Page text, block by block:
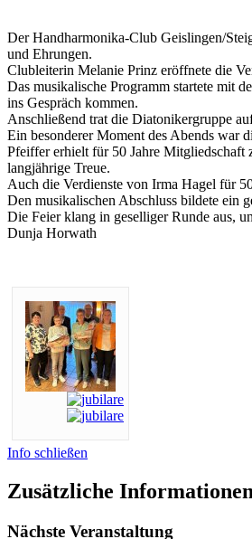
Der Handharmonika-Club Geislingen/
und Ehrungen.
Clubleiterin Melanie Prinz eröffnete die
Das musikalische Programm startete mit
ins Gespräch kommen.
Anschließend trat die Diatonikergruppe
Ein besonderer Moment des Abends war
Pfeiffer erhielt für 50 Jahre Mitgliedschaft
langjährige Treue.
Auch die Verdienste von Irma Hagel für
Den musikalischen Abschluss bildete ein
Die Feier klang in geselliger Runde aus,
Dunja Horwath
Info schließen
Zusätzliche
Nächste Veranstaltung